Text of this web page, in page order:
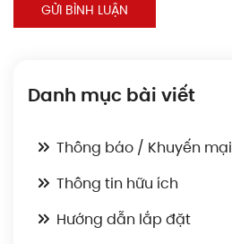
GỬI BÌNH LUẬN
Danh mục bài viết
Thông báo / Khuyến mại
Thông tin hữu ích
Hướng dẫn lắp đặt